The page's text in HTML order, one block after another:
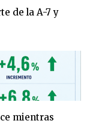
de la A-7 y
mientras